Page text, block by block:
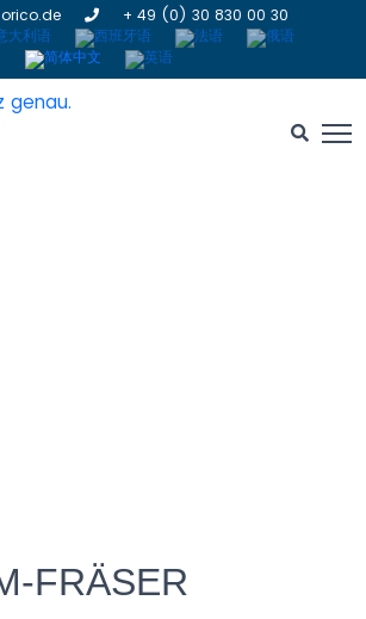
+ 49 (0) 30 830 00 30
FRÄSER